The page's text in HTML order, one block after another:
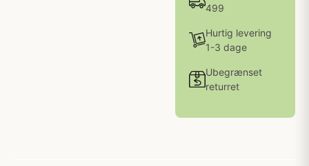
499
Hurtig levering
1-3 dage
Ubegrænset
returret